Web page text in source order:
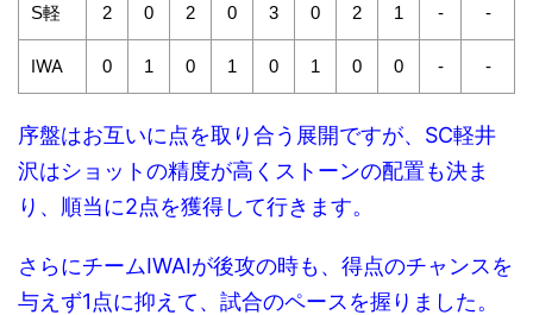
S軽 2 0 2 0 3 0 2 1 - -
IWA 0 1 0 1 0 1 0 0 - -
序盤はお互いに点を取り合う展開ですが、SC軽井
沢はショットの精度が高くストーンの配置も決ま
り、順当に2点を獲得して行きます。
さらにチームIWAIが後攻の時も、得点のチャンスを
与えず1点に抑えて、試合のペースを握りました。